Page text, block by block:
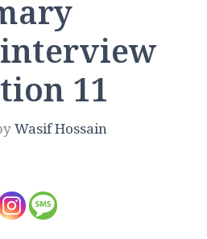
11
Wasif Hossain